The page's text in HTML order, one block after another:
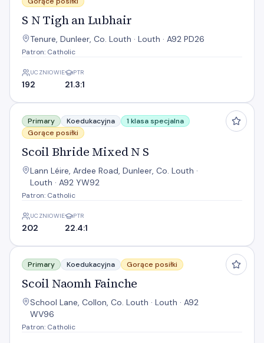
S N Tigh an Lubhair
Tenure, Dunleer, Co. Louth · Louth · A92 PD26
Patron: Catholic
UCZNIOWIE
192
PTR
21.3:1
Scoil Bhride Mixed N S
Primary Koedukacyjna
1 klasa specjalna
Gorące posiłki
Scoil Bhride Mixed N S
Lann Léire, Ardee Road, Dunleer, Co. Louth ·
Louth · A92 YW92
Patron: Catholic
UCZNIOWIE
202
PTR
22.4:1
Scoil Naomh Fainche
Primary Koedukacyjna Gorące posiłki
Scoil Naomh Fainche
School Lane, Collon, Co. Louth · Louth · A92
WV96
Patron: Catholic